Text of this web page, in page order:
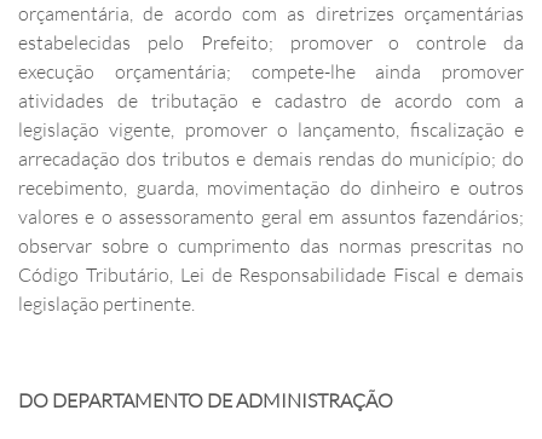
orçamentária, de acordo com as diretrizes orçamentárias
estabelecidas pelo Prefeito; promover o controle da
execução orçamentária; compete-lhe ainda promover
atividades de tributação e cadastro de acordo com a
legislação vigente, promover o lançamento, fiscalização e
arrecadação dos tributos e demais rendas do município; do
recebimento, guarda, movimentação do dinheiro e outros
valores e o assessoramento geral em assuntos fazendários;
observar sobre o cumprimento das normas prescritas no
Código Tributário, Lei de Responsabilidade Fiscal e demais
legislação pertinente.
DO DEPARTAMENTO DE ADMINISTRAÇÃO